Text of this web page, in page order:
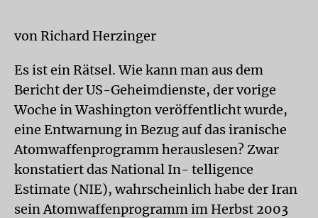
von Richard Herzinger
Es ist ein Rätsel. Wie kann man aus dem
Bericht der US-Geheimdienste, der vorige
Woche in Washington veröffentlicht wurde,
eine Entwarnung in Bezug auf das iranische
Atomwaffenprogramm herauslesen? Zwar
konstatiert das National In- telligence
Estimate (NIE), wahrscheinlich habe der Iran
sein Atomwaffenprogramm im Herbst 2003